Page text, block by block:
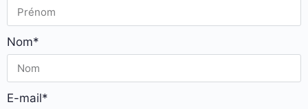
Nom*
E-mail*